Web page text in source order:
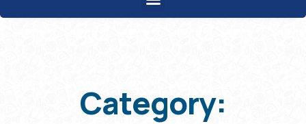
Category: